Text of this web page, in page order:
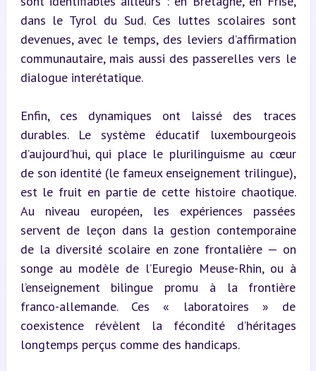
dans le Tyrol du Sud. Ces luttes scolaires sont
devenues, avec le temps, des leviers d’affirmation
communautaire, mais aussi des passerelles vers le
dialogue interétatique.
Enfin, ces dynamiques ont laissé des traces
durables. Le système éducatif luxembourgeois
d’aujourd’hui, qui place le plurilinguisme au cœur
de son identité (le fameux enseignement trilingue),
est le fruit en partie de cette histoire chaotique.
Au niveau européen, les expériences passées
servent de leçon dans la gestion contemporaine
de la diversité scolaire en zone frontalière — on
songe au modèle de l’Euregio Meuse-Rhin, ou à
l’enseignement bilingue promu à la frontière
franco-allemande. Ces « laboratoires » de
coexistence révèlent la fécondité d’héritages
longtemps perçus comme des handicaps.